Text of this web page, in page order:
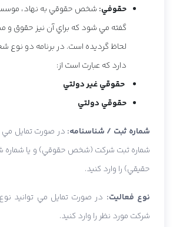
حقوفي: شخص حقوقي به نهاد،
گفته مي شود که براي آن نيز حقوق و
لحاظ گرديده است. در برنامه دو
دارد که عبارت است از:
حقوقي غير دولتي
حقوقي دولتي
شماره ثبت / شناسنامه: در صورت تمايل مي
شماره ثبت شرکت (شخص حقوقي) و يا شماره
حقيقي) را وارد کنيد.
نوع فعاليت: در صورت تمايل مي توانيد
شرکت مورد نظر را وارد کنيد.